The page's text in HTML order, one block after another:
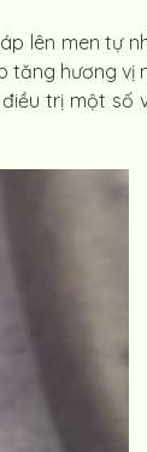
lên men tự
tăng hương vị
trị một số